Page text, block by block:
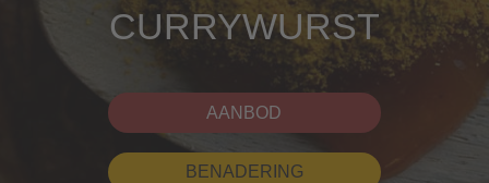
CURRYWURST
AANBOD
BENADERING